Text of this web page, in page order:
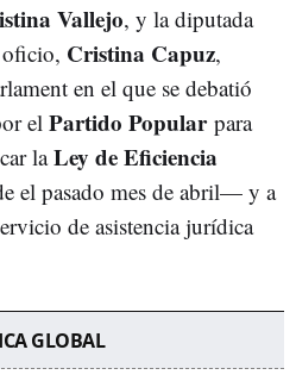
Vallejo, y la diputada
Cristina Capuz,
en el que se debatió
el Partido Popularpara
laLey de Eficiencia
el pasado mes de abril— y a
de asistencia jurídica
GLOBAL